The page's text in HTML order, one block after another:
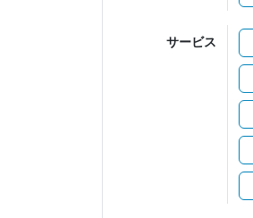
サービス